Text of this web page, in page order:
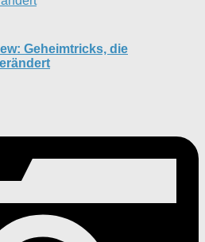
Geheimtricks, die